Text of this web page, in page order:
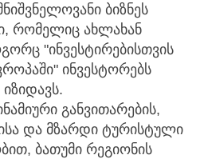
ბიზნეს
რომელიც ახლახან
"ინვესტირებისთვის
ინვესტორებს
განვითარების,
და მზარდი ტურისტული
ბათუმი რეგიონის